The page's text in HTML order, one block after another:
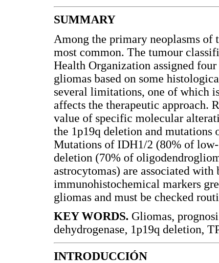
SUMMARY
Among the primary neoplasms of
most common. The tumour
Health Organization assigned
gliomas based on some
several limitations, one of which
affects the therapeutic approach.
value of specific molecular
the 1p19q deletion and mutations
Mutations of IDH1/2 (80% of
deletion (70% of
astrocytomas) are associated
immunohistochemical markers
gliomas and must be checked
KEY WORDS. Gliomas,
dehydrogenase, 1p19q deletion,
INTRODUCCIÓN